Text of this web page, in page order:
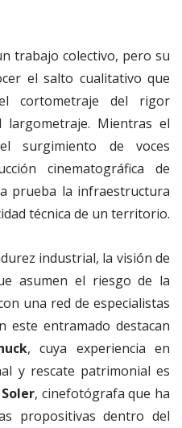
trabajo colectivo, pero su
el salto cualitativo que
cortometraje del rigor
largometraje. Mientras el
surgimiento de voces
cinematográfica de
prueba la infraestructura
técnica de un territorio.
industrial, la visión de
asumen el riesgo de la
una red de especialistas
este entramado destacan
, cuya experiencia en
y rescate patrimonial es
, cinefotógrafa que ha
propositivas dentro del